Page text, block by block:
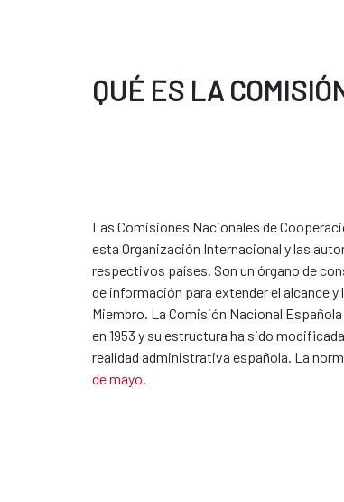
QUÉ ES LA
Las Comisiones Nacionales de
esta Organización Internacional y las
respectivos países. Son un órgano de
de información para extender el alcance
Miembro. La Comisión Nacional
en 1953 y su estructura ha sido
realidad administrativa española. La
de mayo.